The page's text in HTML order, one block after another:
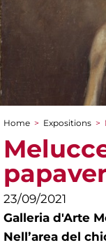
You are here
Home > Expositions >
23/09/2021
Galleria d'Arte
Nellʼarea del